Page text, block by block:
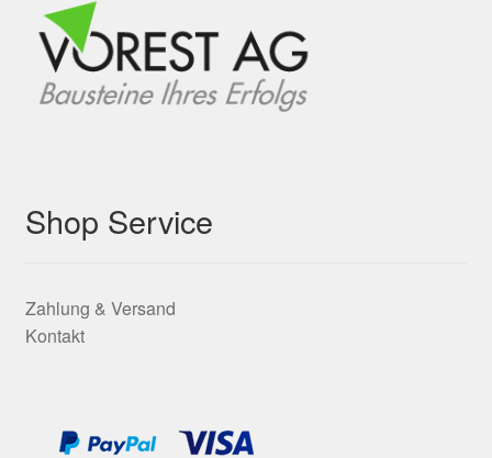
Shop Service
Zahlung & Versand
Kontakt